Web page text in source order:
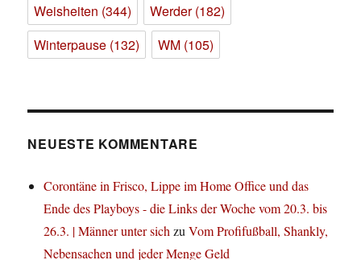
Weisheiten (344) Werder(182)
Winterpause (132) WM (105)
NEUESTE KOMMENTARE
Corontäne in Frisco, Lippe im Home Office und das
Ende des Playboys - die Links der Woche vom 20.3. bis
26.3. | Männer unter sichzuVom Profifußball, Shankly,
Nebensachen und jeder Menge Geld